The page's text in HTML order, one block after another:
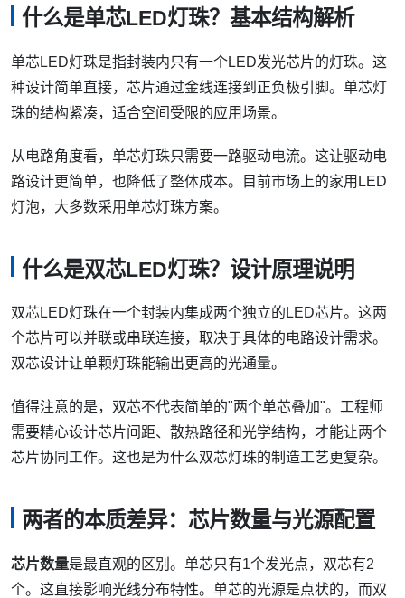
什么是单芯LED灯珠？基本结构解析
单芯LED灯珠是指封装内只有一个LED发光芯片的灯珠。这
种设计简单直接，芯片通过金线连接到正负极引脚。单芯灯
珠的结构紧凑，适合空间受限的应用场景。
从电路角度看，单芯灯珠只需要一路驱动电流。这让驱动电
路设计更简单，也降低了整体成本。目前市场上的家用LED
灯泡，大多数采用单芯灯珠方案。
什么是双芯LED灯珠？设计原理说明
双芯LED灯珠在一个封装内集成两个独立的LED芯片。这两
个芯片可以并联或串联连接，取决于具体的电路设计需求。
双芯设计让单颗灯珠能输出更高的光通量。
值得注意的是，双芯不代表简单的"两个单芯叠加"。工程师
需要精心设计芯片间距、散热路径和光学结构，才能让两个
芯片协同工作。这也是为什么双芯灯珠的制造工艺更复杂。
两者的本质差异：芯片数量与光源配置
芯片数量是最直观的区别。单芯只有1个发光点，双芯有2
个。这直接影响光线分布特性。单芯的光源是点状的，而双